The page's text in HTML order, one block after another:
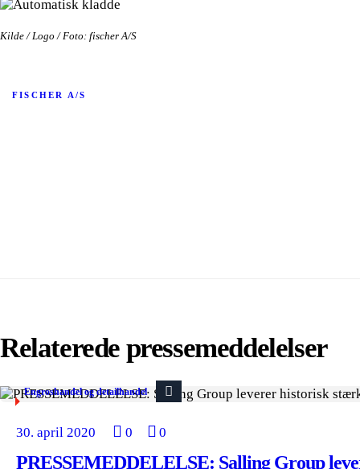
Kilde / Logo / Foto: fischer A/S
FISCHER A/S
Relaterede pressemeddelelser
Engroshandel og detailhandel
30. april 2020 0 0
PRESSEMEDDELELSE: Salling Group